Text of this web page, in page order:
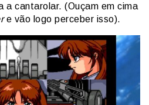
a cantarolar. (Ouçam em cima
e vão logo perceber isso).